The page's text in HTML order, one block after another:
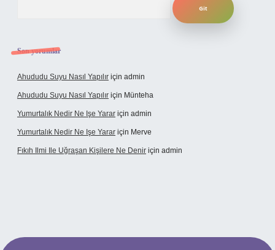
Son yorumlar
Ahududu Suyu Nasıl Yapılır için admin
Ahududu Suyu Nasıl Yapılır için Münteha
Yumurtalık Nedir Ne Işe Yarar için admin
Yumurtalık Nedir Ne Işe Yarar için Merve
Fıkıh Ilmi Ile Uğraşan Kişilere Ne Denir için admin